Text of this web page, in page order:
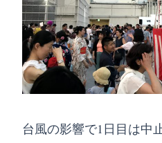
台風の影響で1日目は中